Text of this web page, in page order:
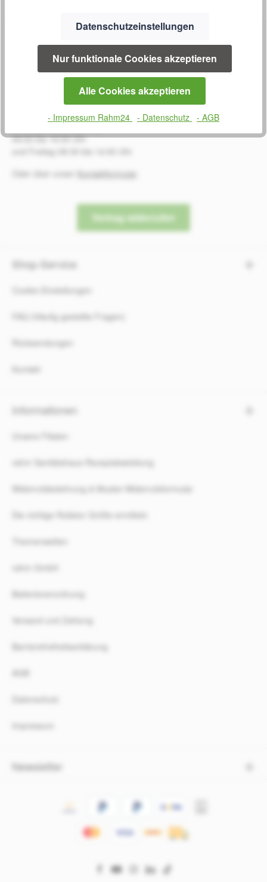
0800 7238052
Montag bis Donnerstag
09:00 bis 16:00 Uhr
und Freitag 08:30 bis 14:00 Uhr
Oder über unser
Kontaktformular
Vertrag widerrufen
Shop-Service
Cookie-Einstellungen
FAQ (Häufig gestellte Fragen)
Rücksendungen
Kontakt
Informationen
Unsere Filialen
rahm Sanitätshaus Rezeptabwicklung
Widerrufsbelehrung & Muster-Widerrufsformular
Die richtige Rollator Größe ermitteln
Themenwelten
rahm GmbH
Batterieverordnung
Versand und Zahlung
Barrierefreiheitserklärung
Datenschutz
Impressum
Newsletter
Datenschutzeinstellungen
Nur funktionale Cookies akzeptieren
Alle Cookies akzeptieren
- Impressum Rahm24 - Datenschutz - AGB